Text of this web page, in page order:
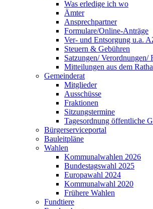
Was erledige ich wo
Ämter
Ansprechpartner
Formulare/Online-Anträge
Ver- und Entsorgung u.a.
Steuern & Gebühren
Satzungen/ Verordnungen/
Mitteilungen aus dem
Gemeinderat
Mitglieder
Ausschüsse
Fraktionen
Sitzungstermine
Tagesordnung öffentliche
Bürgerserviceportal
Bauleitpläne
Wahlen
Kommunalwahlen 2026
Bundestagswahl 2025
Europawahl 2024
Kommunalwahl 2020
Frühere Wahlen
Fundtiere